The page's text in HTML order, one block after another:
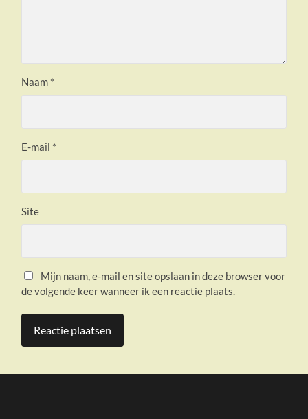
Naam *
E-mail *
Site
Mijn naam, e-mail en site opslaan in deze browser voor
de volgende keer wanneer ik een reactie plaats.